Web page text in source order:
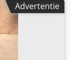
Advertentie